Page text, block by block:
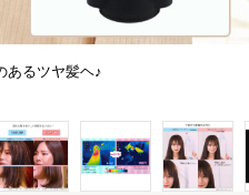
あるツヤ髪ヘ♪